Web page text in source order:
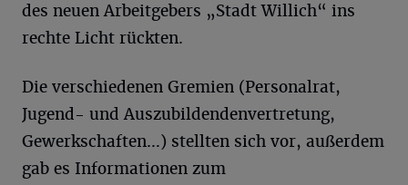
des neuen Arbeitgebers „Stadt Willich“ ins
rechte Licht rückten.
Die verschiedenen Gremien (Personalrat,
Jugend- und Auszubildendenvertretung,
Gewerkschaften…) stellten sich vor, außerdem
gab es Informationen zum